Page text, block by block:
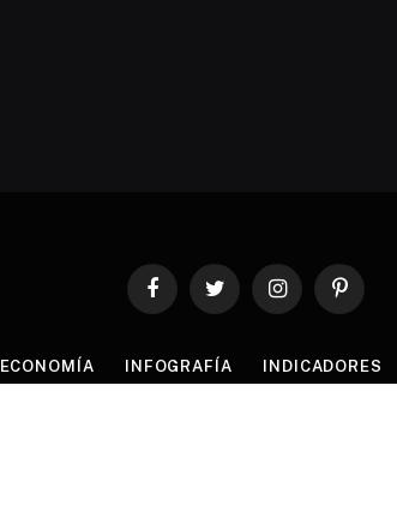
FacebookTwitter InstagramPinterest
ECONOMÍA INFOGRAFÍA INDICADORES